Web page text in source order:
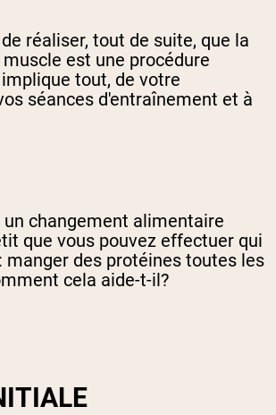
réaliser, tout de suite, que la
est une procédure
tout, de votre
séances d'entraînement et à
un changement alimentaire
que vous pouvez effectuer qui
manger des protéines toutes les
cela aide-t-il?